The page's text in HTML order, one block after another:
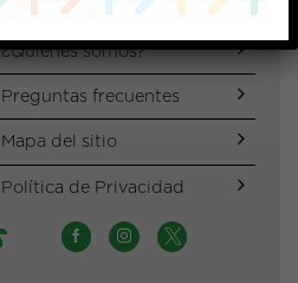
¿Quiénes somos?
Preguntas frecuentes
Mapa del sitio
Política de Privacidad